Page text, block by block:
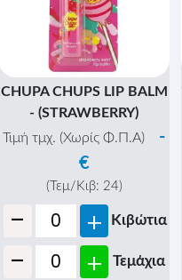
CHUPA CHUPS LIP BALM
- (STRAWBERRY)
Τιμή τμχ. (Χωρίς Φ.Π.Α)
-
€
(Τεμ/Κιβ: 24)
- + Κιβώτια
- + Τεμάχια